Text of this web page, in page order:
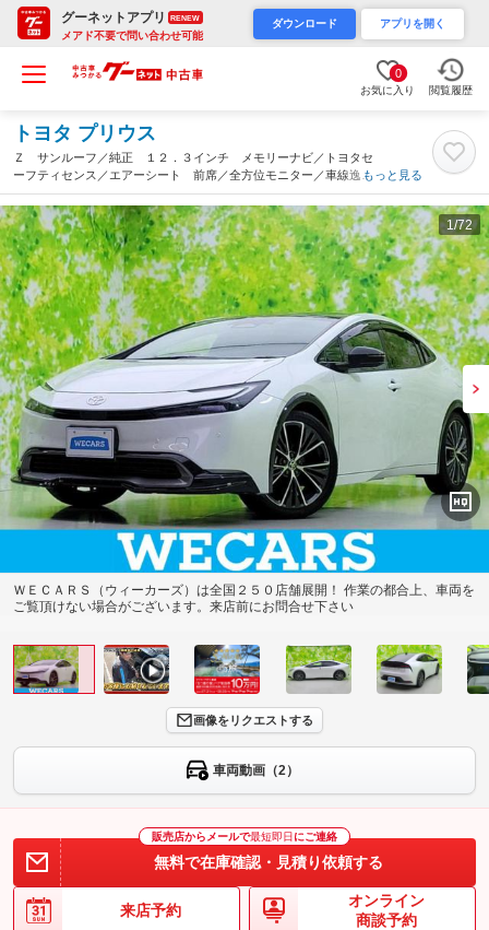
グーネットアプリ RENEW
メアド不要で問い合わせ可能
ダウンロード アプリを開く
0
お気に入り 閲覧履歴
トヨタ プリウス
Ｚ サンルーフ／純正 １２．３インチ メモリーナビ／トヨタセ
ーフティセンス／エアーシート 前席／全方位モニター／車線逸脱
防止支援システム／シート 合皮／パーキングアシスト 自動操舵
／電動バックドア（高知県）
もっと見る
1 /72
ＷＥＣＡＲＳ（ウィーカーズ）は全国２５０店舗展開！ 作業の都合上、車両を
ご覧頂けない場合がございます。来店前にお問合せ下さい
画像をリクエストする
車両動画（2）
販売店からメールで最短即日 にご連絡
無料で在庫確認・見積り依頼する
来店予約
オンライン
商談予約